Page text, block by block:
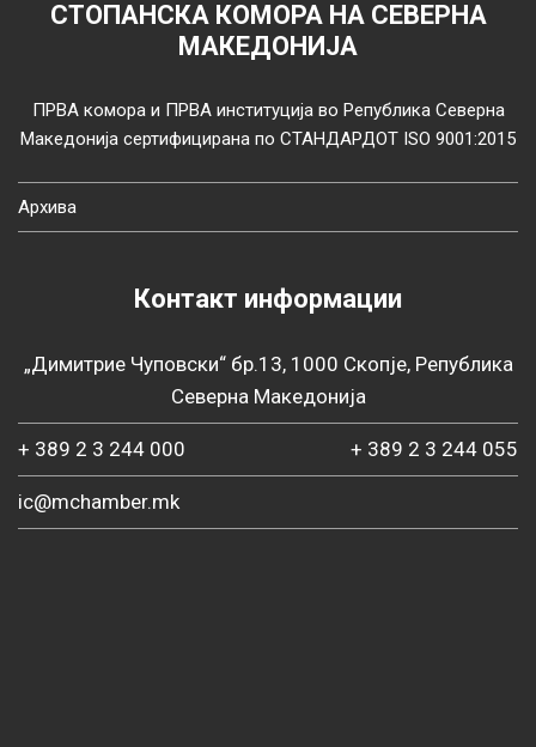
СТОПАНСКА КОМОРА НА СЕВЕРНА
МАКЕДОНИЈА
ПРВА комора и ПРВА институција во Република Северна
Македонија сертифицирана по СТАНДАРДОТ ISO 9001:2015
Архива
Контакт информации
„Димитрие Чуповски“ бр.13, 1000 Скопје, Република
Северна Македонија
+ 389 2 3 244 000 + 389 2 3 244 055
ic@mchamber.mk